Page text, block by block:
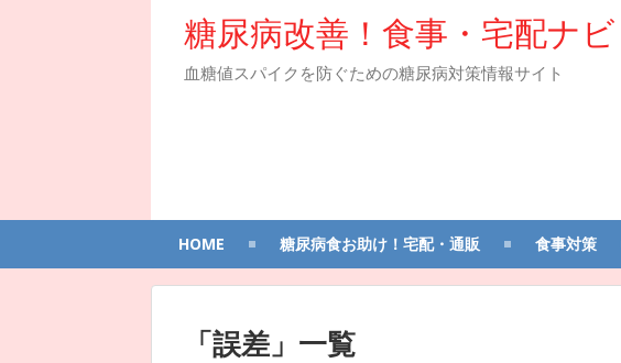
糖尿病改善！食事・宅配ナビ
血糖値スパイクを防ぐための糖尿病対策情報サイト
HOME 糖尿病食お助け！宅配・通販 食事対策
「 誤差 」 一覧